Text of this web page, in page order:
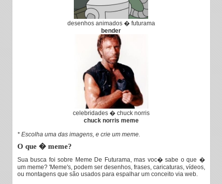
desenhos animados � futurama
bender
celebridades � chuck norris
chuck norris meme
* Escolha uma das imagens, e crie um meme.
O que � meme?
Sua busca foi sobre Meme De Futurama, mas voc� sabe o que �
um meme? 'Meme's, podem ser desenhos, frases, caricaturas, vídeos,
ou montagens que são usados para espalhar um conceito via web.